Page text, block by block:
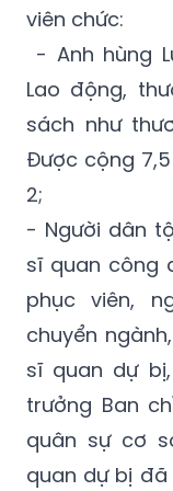
viên chức:
- Anh hùng
Lao động,
sách như
Được cộng
2;
- Người dân
sĩ quan công
phục viên,
chuyển
sĩ quan dự
trưởng Ban
quân sự cơ
quan dự bị